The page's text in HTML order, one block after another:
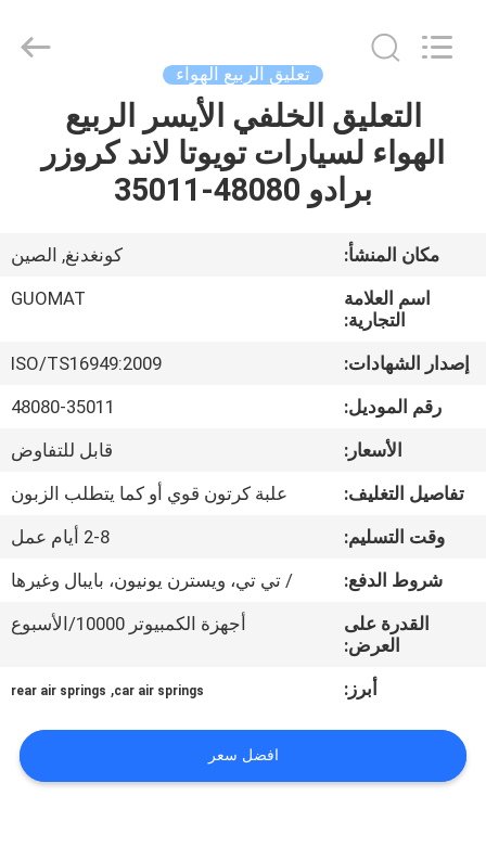
الصفحة
الرئيسية
معلومات
جولة
مراقبة
الجودة
اطلب
اقتباس
تعليق الربيع الهواء
التعليق الخلفي الأيسر الربيع
الهواء لسيارات تويوتا لاند كروزر
برادو 48080-35011
مكان المنشأ:
كونغدنغ, الصين
اسم العلامة
التجارية:
GUOMAT
إصدار الشهادات:
ISO/TS16949:2009
رقم الموديل:
48080-35011
الأسعار:
قابل للتفاوض
تفاصيل التغليف:
علبة كرتون قوي أو كما يتطلب الزبون
وقت التسليم:
2-8 أيام عمل
شروط الدفع:
/ تي تي، ويسترن يونيون، بايبال وغيرها
القدرة على
العرض:
أجهزة الكمبيوتر 10000/الأسبوع
أبرز: car air springs
,
rear air springs
افضل سعر